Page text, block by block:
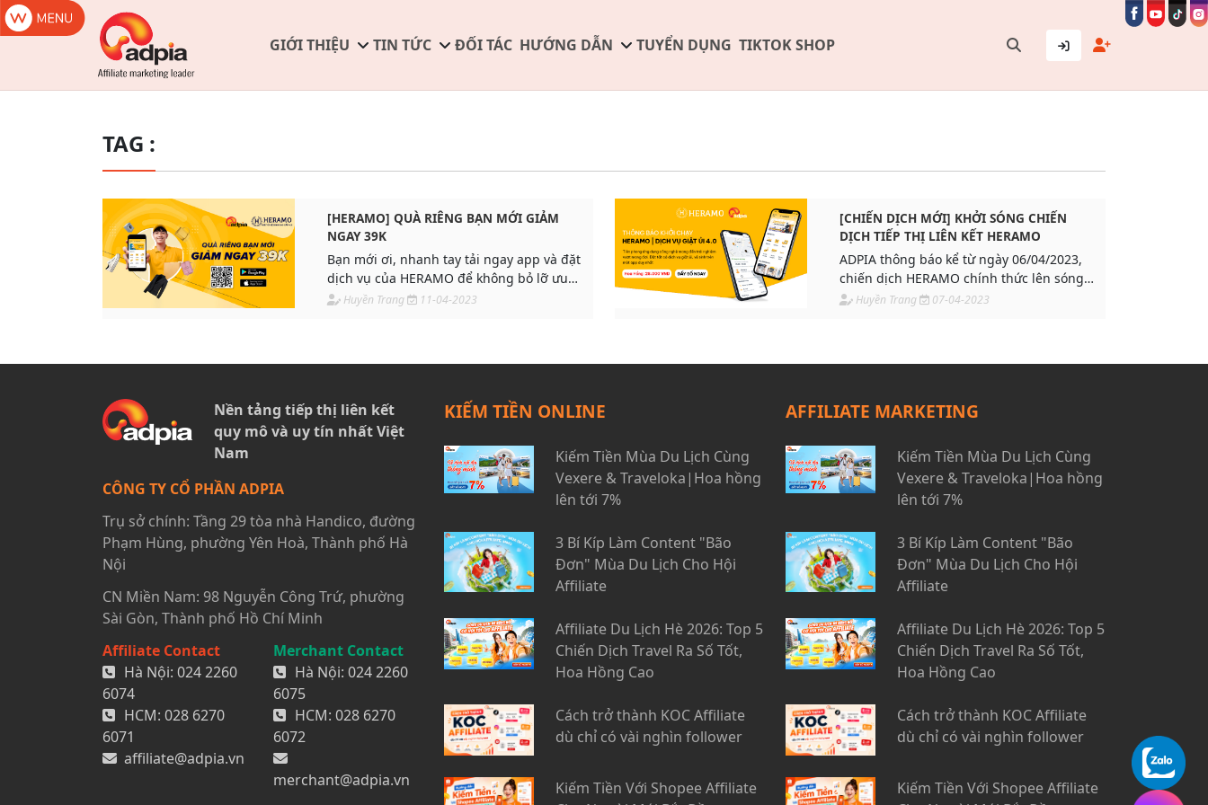
GIỚI THIỆU TIN TỨC ĐỐI TÁC HƯỚNG DẪN TUYỂN DỤNG TIKTOK SHOP
TAG :
[HERAMO] QUÀ RIÊNG BẠN MỚI GIẢM
NGAY 39K
Bạn mới ơi, nhanh tay tải ngay app và đặt
dịch vụ của HERAMO để không bỏ lỡ ưu
đãi 39K nhé
Huyền Trang 11-04-2023
[CHIẾN DỊCH MỚI] KHỞI SÓNG CHIẾN
DỊCH TIẾP THỊ LIÊN KẾT HERAMO
ADPIA thông báo kể từ ngày 06/04/2023,
chiến dịch HERAMO chính thức lên sóng
nền tảng tiếp thị liên kết ADPIA.
Huyền Trang 07-04-2023
Nền tảng tiếp thị liên kết
quy mô và uy tín nhất Việt
Nam
CÔNG TY CỔ PHẦN ADPIA
Trụ sở chính: Tầng 29 tòa nhà Handico, đường
Phạm Hùng, phường Yên Hoà, Thành phố Hà
Nội
CN Miền Nam: 98 Nguyễn Công Trứ, phường
Sài Gòn, Thành phố Hồ Chí Minh
Affiliate Contact
Hà Nội: 024 2260
6074
HCM: 028 6270
6071
affiliate@adpia.vn
Merchant Contact
Hà Nội: 024 2260
6075
HCM: 028 6270
6072
merchant@adpia.vn
KIẾM TIỀN ONLINE
Kiếm Tiền Mùa Du Lịch Cùng
Vexere & Traveloka|Hoa hồng
lên tới 7%
3 Bí Kíp Làm Content "Bão
Đơn" Mùa Du Lịch Cho Hội
Affiliate
Affiliate Du Lịch Hè 2026: Top 5
Chiến Dịch Travel Ra Số Tốt,
Hoa Hồng Cao
Cách trở thành KOC Affiliate
dù chỉ có vài nghìn follower
Kiếm Tiền Với Shopee Affiliate
AFFILIATE MARKETING
Kiếm Tiền Mùa Du Lịch Cùng
Vexere & Traveloka|Hoa hồng
lên tới 7%
3 Bí Kíp Làm Content "Bão
Đơn" Mùa Du Lịch Cho Hội
Affiliate
Affiliate Du Lịch Hè 2026: Top 5
Chiến Dịch Travel Ra Số Tốt,
Hoa Hồng Cao
Cách trở thành KOC Affiliate
dù chỉ có vài nghìn follower
Kiếm Tiền Với Shopee Affiliate